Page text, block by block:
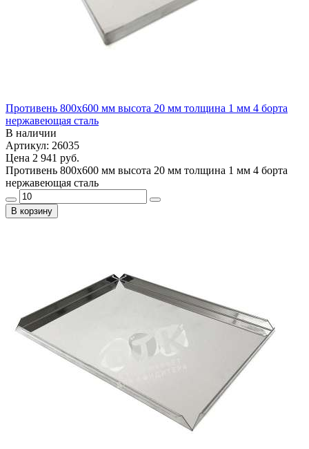
Противень 800х600 мм высота 20 мм толщина 1 мм 4 борта
нержавеющая сталь
В наличии
Артикул: 26035
Цена 2 941 руб.
Противень 800х600 мм высота 20 мм толщина 1 мм 4 борта
нержавеющая сталь
В корзину